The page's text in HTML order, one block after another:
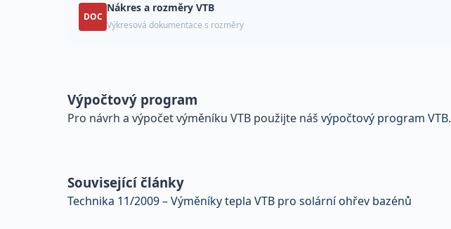
DOC
Nákres a rozměry VTB
Výkresová dokumentace s rozměry
Výpočtový program
Pro návrh a výpočet výměníku VTB použijte náš výpočtový program VTB.
Související články
Technika 11/2009 – Výměníky tepla VTB pro solární ohřev bazénů